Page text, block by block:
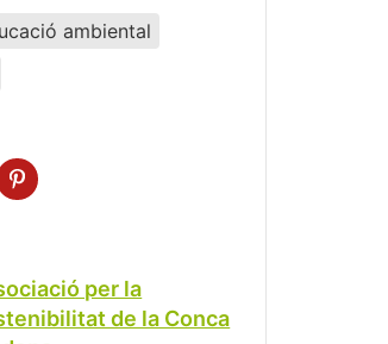
ambiental
per la
de la Conca